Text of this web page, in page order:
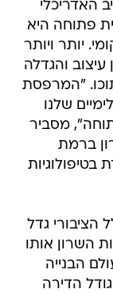
האדריכלי
פתוחה היא
יותר ויותר
והגדלה
"המרפסת
שלנו
מסביר
ברמת
הציבורי גדל
השרון אותו
הבנייה
הדירה